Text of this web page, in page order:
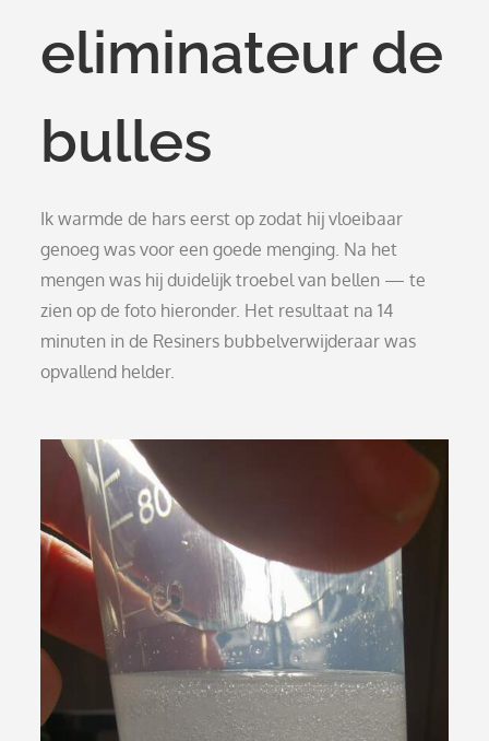
eliminateur de
bulles
Ik warmde de hars eerst op zodat hij vloeibaar
genoeg was voor een goede menging. Na het
mengen was hij duidelijk troebel van bellen — te
zien op de foto hieronder. Het resultaat na 14
minuten in de Resiners bubbelverwijderaar was
opvallend helder.